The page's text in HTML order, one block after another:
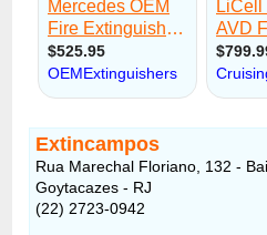
Extincampos
Rua Marechal Floriano, 132 -
Goytacazes - RJ
(22) 2723-0942